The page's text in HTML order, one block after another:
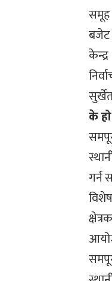
समूह
बजेट
के
गर्न